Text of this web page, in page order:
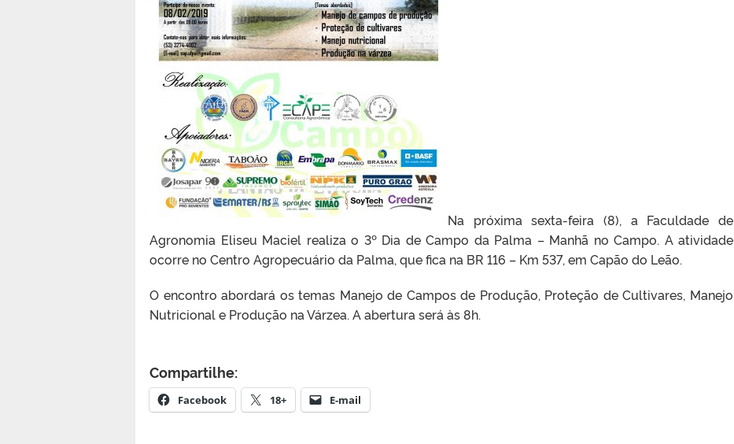
Na próxima sexta-feira (8), a Faculdade de
Agronomia Eliseu Maciel realiza o 3º Dia de Campo da Palma – Manhã no Campo. A atividade
ocorre no Centro Agropecuário da Palma, que fica na BR 116 – Km 537, em Capão do Leão.
O encontro abordará os temas Manejo de Campos de Produção, Proteção de Cultivares, Manejo
Nutricional e Produção na Várzea. A abertura será às 8h.
Compartilhe:
Facebook 18+ E-mail